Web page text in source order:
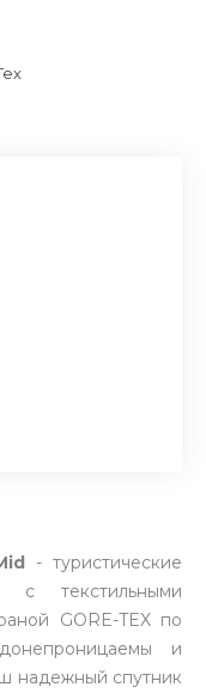
- туристические
текстильными
GORE-TEX по
и
надежный спутник